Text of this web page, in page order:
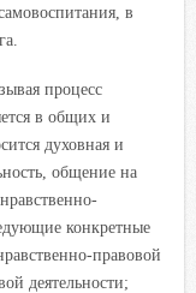
в
процесс
в общих и
духовная и
общение на
конкретные
правовой
деятельности;